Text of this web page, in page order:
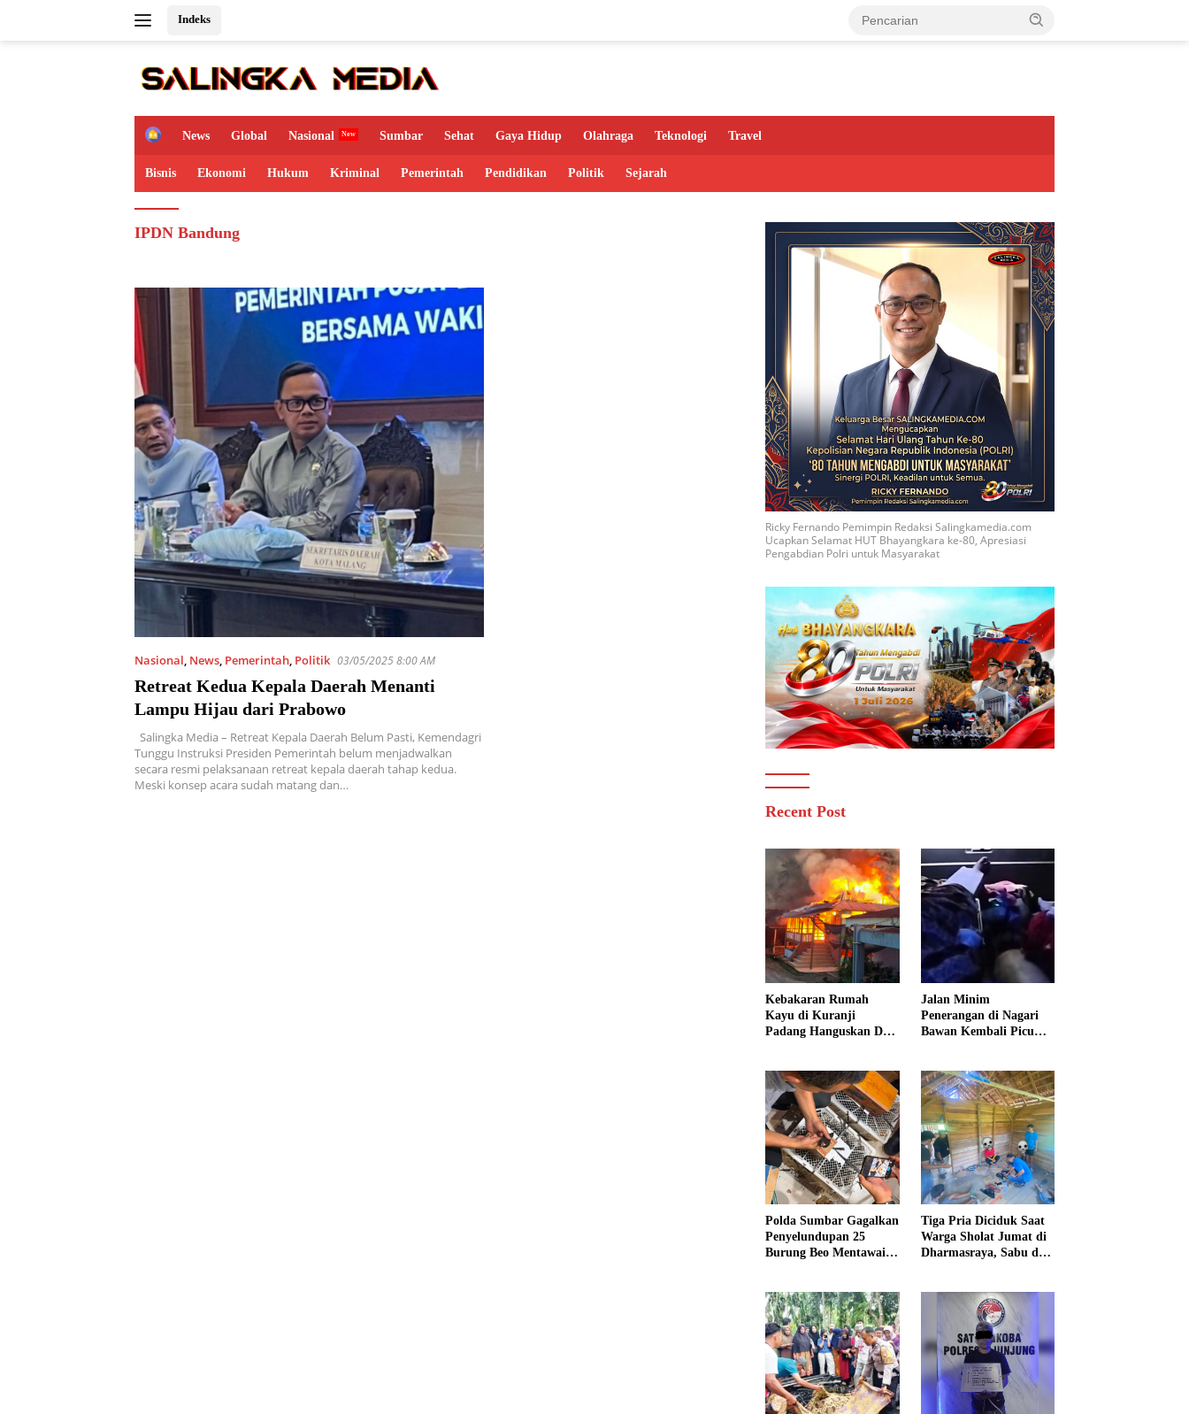
Indeks
H
m
e
News Global Nasional Sumbar Sehat Gaya Hidup Olahraga Teknologi Travel
Bisnis Ekonomi Hukum Kriminal Pemerintah Pendidikan Politik Sejarah
IPDN Bandung
Nasional, News, Pemerintah, Politik 03/05/2025 8:00 AM
Retreat Kedua Kepala Daerah Menanti
Lampu Hijau dari Prabowo
Salingka Media – Retreat Kepala Daerah Belum Pasti, Kemendagri
Tunggu Instruksi Presiden Pemerintah belum menjadwalkan
secara resmi pelaksanaan retreat kepala daerah tahap kedua.
Meski konsep acara sudah matang dan…
Ricky Fernando Pemimpin Redaksi Salingkamedia.com
Ucapkan Selamat HUT Bhayangkara ke-80, Apresiasi
Pengabdian Polri untuk Masyarakat
Recent Post
Kebakaran Rumah
Kayu di Kuranji
Padang Hanguskan Dua
Jalan Minim
Penerangan di Nagari
Bawan Kembali Picu
Polda Sumbar Gagalkan
Penyelundupan 25
Burung Beo Mentawai,
Tiga Pria Diciduk Saat
Warga Sholat Jumat di
Dharmasraya, Sabu dan